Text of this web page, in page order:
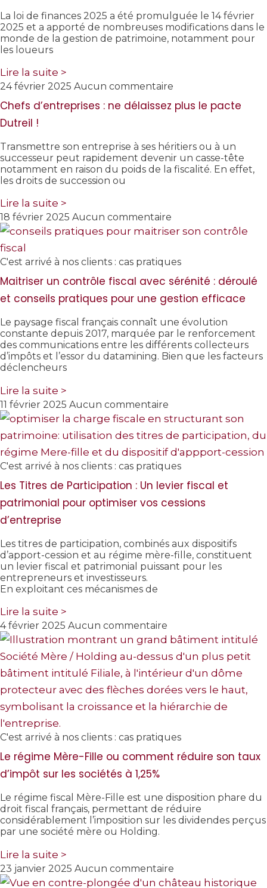
La loi de finances 2025 a été promulguée le 14 février
2025 et a apporté de nombreuses modifications dans le
monde de la gestion de patrimoine, notamment pour
les loueurs
Lire la suite >
24 février 2025 Aucun commentaire
Chefs d’entreprises : ne délaissez plus le pacte
Dutreil !
Transmettre son entreprise à ses héritiers ou à un
successeur peut rapidement devenir un casse-tête
notamment en raison du poids de la fiscalité. En effet,
les droits de succession ou
Lire la suite >
18 février 2025 Aucun commentaire
C'est arrivé à nos clients : cas pratiques
Maitriser un contrôle fiscal avec sérénité : déroulé
et conseils pratiques pour une gestion efficace
Le paysage fiscal français connaît une évolution
constante depuis 2017, marquée par le renforcement
des communications entre les différents collecteurs
d’impôts et l’essor du datamining. Bien que les facteurs
déclencheurs
Lire la suite >
11 février 2025 Aucun commentaire
C'est arrivé à nos clients : cas pratiques
Les Titres de Participation : Un levier fiscal et
patrimonial pour optimiser vos cessions
d’entreprise
Les titres de participation, combinés aux dispositifs
d’apport-cession et au régime mère-fille, constituent
un levier fiscal et patrimonial puissant pour les
entrepreneurs et investisseurs.
En exploitant ces mécanismes de
Lire la suite >
4 février 2025 Aucun commentaire
C'est arrivé à nos clients : cas pratiques
Le régime Mère-Fille ou comment réduire son taux
d’impôt sur les sociétés à 1,25%
Le régime fiscal Mère-Fille est une disposition phare du
droit fiscal français, permettant de réduire
considérablement l’imposition sur les dividendes perçus
par une société mère ou Holding.
Lire la suite >
23 janvier 2025 Aucun commentaire